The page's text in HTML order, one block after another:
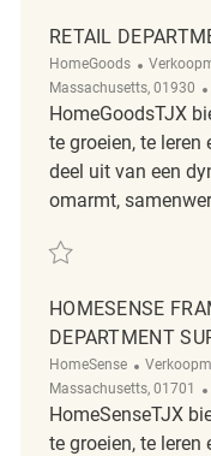
RETAIL
HomeGoods Categorie
Massachusetts, 01930
HomeGoodsTJX
te groeien, te
deel uit van een
omarmt,
Redden Retail
HOMESENSE
DEPARTMENT
HomeSense Categorie
Massachusetts, 01701
HomeSenseTJX
te groeien, te